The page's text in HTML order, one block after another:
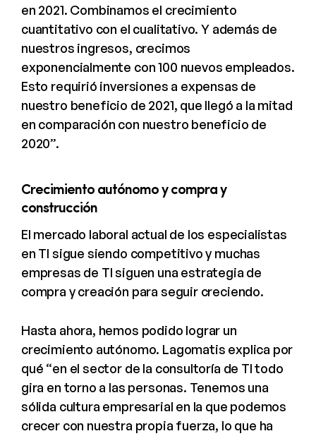
en 2021. Combinamos el crecimiento
cuantitativo con el cualitativo. Y además de
nuestros ingresos, crecimos
exponencialmente con 100 nuevos empleados.
Esto requirió inversiones a expensas de
nuestro beneficio de 2021, que llegó a la mitad
en comparación con nuestro beneficio de
2020”.
Crecimiento autónomo y compra y
construcción
El mercado laboral actual de los especialistas
en TI sigue siendo competitivo y muchas
empresas de TI siguen una estrategia de
compra y creación para seguir creciendo.
Hasta ahora, hemos podido lograr un
crecimiento autónomo. Lagomatis explica por
qué “en el sector de la consultoría de TI todo
gira en torno a las personas. Tenemos una
sólida cultura empresarial en la que podemos
crecer con nuestra propia fuerza, lo que ha